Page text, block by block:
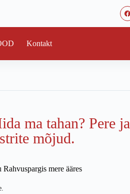
Kontakt
ma tahan? Pere ja
mõjud.
mere ääres